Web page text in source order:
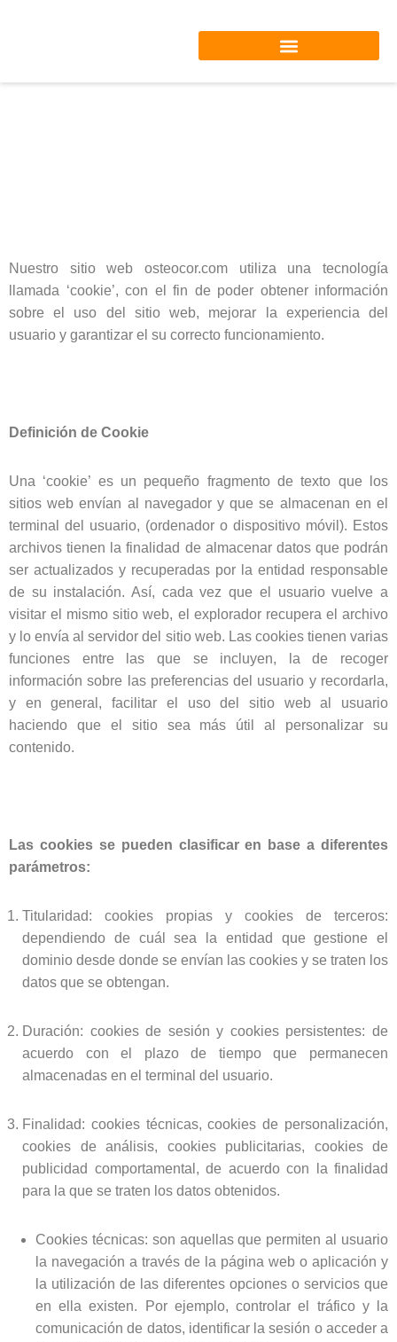
Nuestro sitio web osteocor.com utiliza una tecnología
llamada ‘cookie’, con el fin de poder obtener información
sobre el uso del sitio web, mejorar la experiencia del
usuario y garantizar el su correcto funcionamiento.
Definición de Cookie
Una ‘cookie’ es un pequeño fragmento de texto que los
sitios web envían al navegador y que se almacenan en el
terminal del usuario, (ordenador o dispositivo móvil). Estos
archivos tienen la finalidad de almacenar datos que podrán
ser actualizados y recuperadas por la entidad responsable
de su instalación. Así, cada vez que el usuario vuelve a
visitar el mismo sitio web, el explorador recupera el archivo
y lo envía al servidor del sitio web. Las cookies tienen varias
funciones entre las que se incluyen, la de recoger
información sobre las preferencias del usuario y recordarla,
y en general, facilitar el uso del sitio web al usuario
haciendo que el sitio sea más útil al personalizar su
contenido.
Las cookies se pueden clasificar en base a diferentes
parámetros:
Titularidad: cookies propias y cookies de terceros:
dependiendo de cuál sea la entidad que gestione el
dominio desde donde se envían las cookies y se traten los
datos que se obtengan.
Duración: cookies de sesión y cookies persistentes: de
acuerdo con el plazo de tiempo que permanecen
almacenadas en el terminal del usuario.
Finalidad: cookies técnicas, cookies de personalización,
cookies de análisis, cookies publicitarias, cookies de
publicidad comportamental, de acuerdo con la finalidad
para la que se traten los datos obtenidos.
Cookies técnicas: son aquellas que permiten al usuario
la navegación a través de la página web o aplicación y
la utilización de las diferentes opciones o servicios que
en ella existen. Por ejemplo, controlar el tráfico y la
comunicación de datos, identificar la sesión o acceder a